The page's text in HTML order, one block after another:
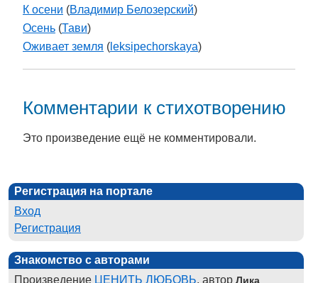
К осени (Владимир Белозерский)
Осень (Тави)
Оживает земля ( leksipechorskaya)
Комментарии к стихотворению
Это произведение ещё не комментировали.
Регистрация на портале
Вход
Регистрация
Знакомство с авторами
Произведение ЦЕНИТЬ ЛЮБОВЬ, автор Лика